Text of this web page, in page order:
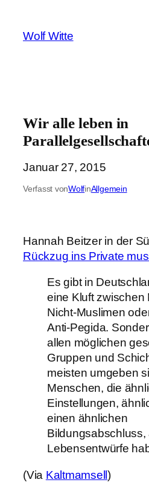
springen
Wolf Witte
Wir alle leben in
Januar 27, 2015
Verfasst vonWolfinAllgemein
Hannah Beitzer in der
Rückzug ins Private
Es gibt in
eine Kluft zwischen
Nicht-Muslimen
Anti-Pegida.
allen möglichen
Gruppen und
meisten umgeben
Menschen, die
Einstellungen,
einen ähnlichen
Bildungsabschluss,
Lebensentwürfe
(Via Kaltmamsell)